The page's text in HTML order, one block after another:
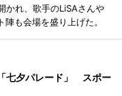
かれ、歌手のLiSAさんや
も会場を盛り上げた。
七夕パレード」 スポー